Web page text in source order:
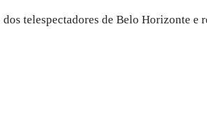
telespectadores de Belo Horizonte e